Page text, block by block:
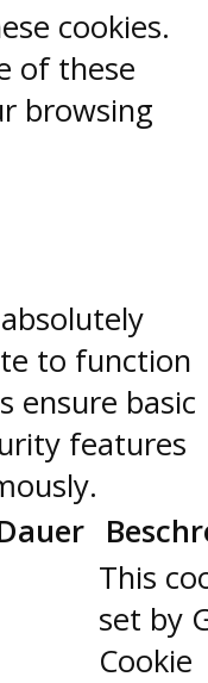
cookies.
of these
browsing
to function
ensure basic
features
This
set by
Cookie